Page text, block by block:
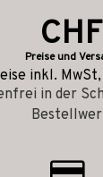
CHF
Preise und
inkl. MwSt,
in der